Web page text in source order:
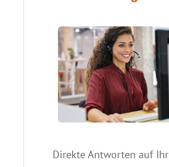
Direkte Antworten auf